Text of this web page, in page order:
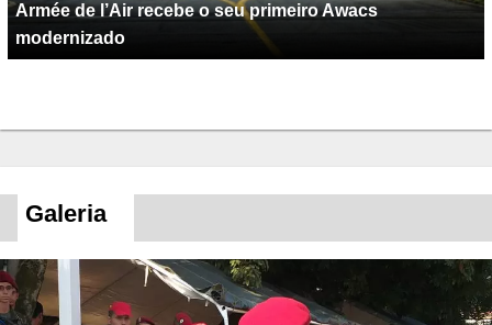
Armée de l’Air recebe o seu primeiro Awacs
modernizado
Galeria